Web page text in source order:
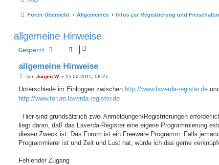
Foren-Übersicht Allgemeines Infos zur Registrierung und
allgemeine Hinweise
Gesperrt
allgemeine Hinweise
B
i
r
von Jürgen W.» 15.02.2015, 08:27
Unterschiede im Einloggen zwischen http://www.laverda-register.de
http://www.forum.laverda-register.de
- Hier sind grundsätzlich zwei Anmeldungen/Registrierungen
liegt daran, daß das Laverda-Register eine eigene Programmierung
diesen Zweck ist. Das Forum ist ein Freeware Programm. Falls
Programmierer ist und Zeit und Lust hat, würde ich das gerne
Fehlender Zugang